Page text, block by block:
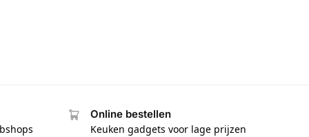
Online bestellen
Keuken gadgets voor lage prijzen